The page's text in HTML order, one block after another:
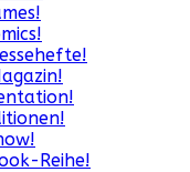
Reihe!